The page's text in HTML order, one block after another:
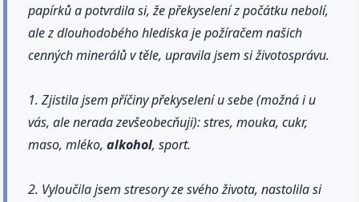
papírků a potvrdila si, že překyselení z počátku nebolí,
ale z dlouhodobého hlediska je požíračem našich
cenných minerálů v těle, upravila jsem si životosprávu.
1. Zjistila jsem příčiny překyselení u sebe (možná i u
vás, ale nerada zevšeobecňuji): stres, mouka, cukr,
maso, mléko,alkohol, sport.
2. Vyloučila jsem stresory ze svého života, nastolila si